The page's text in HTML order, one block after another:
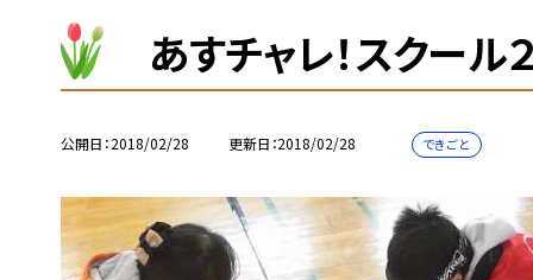
あすチャレ！スクール
公開日 2018/02/28 更新日 2018/02/28 できごと